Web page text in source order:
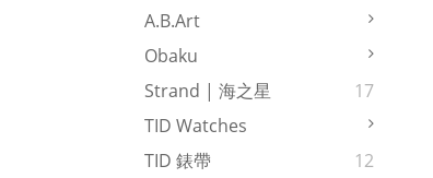
A.b.art
Obaku
Strand | 海之星
17
TID Watches
TID 錶帶
12